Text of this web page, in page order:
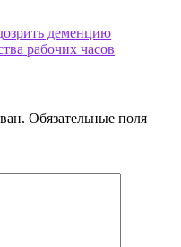
деменцию
рабочих часов
Обязательные поля